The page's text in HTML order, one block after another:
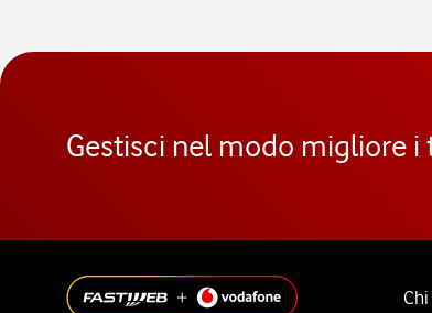
Gestisci nel modo migliore